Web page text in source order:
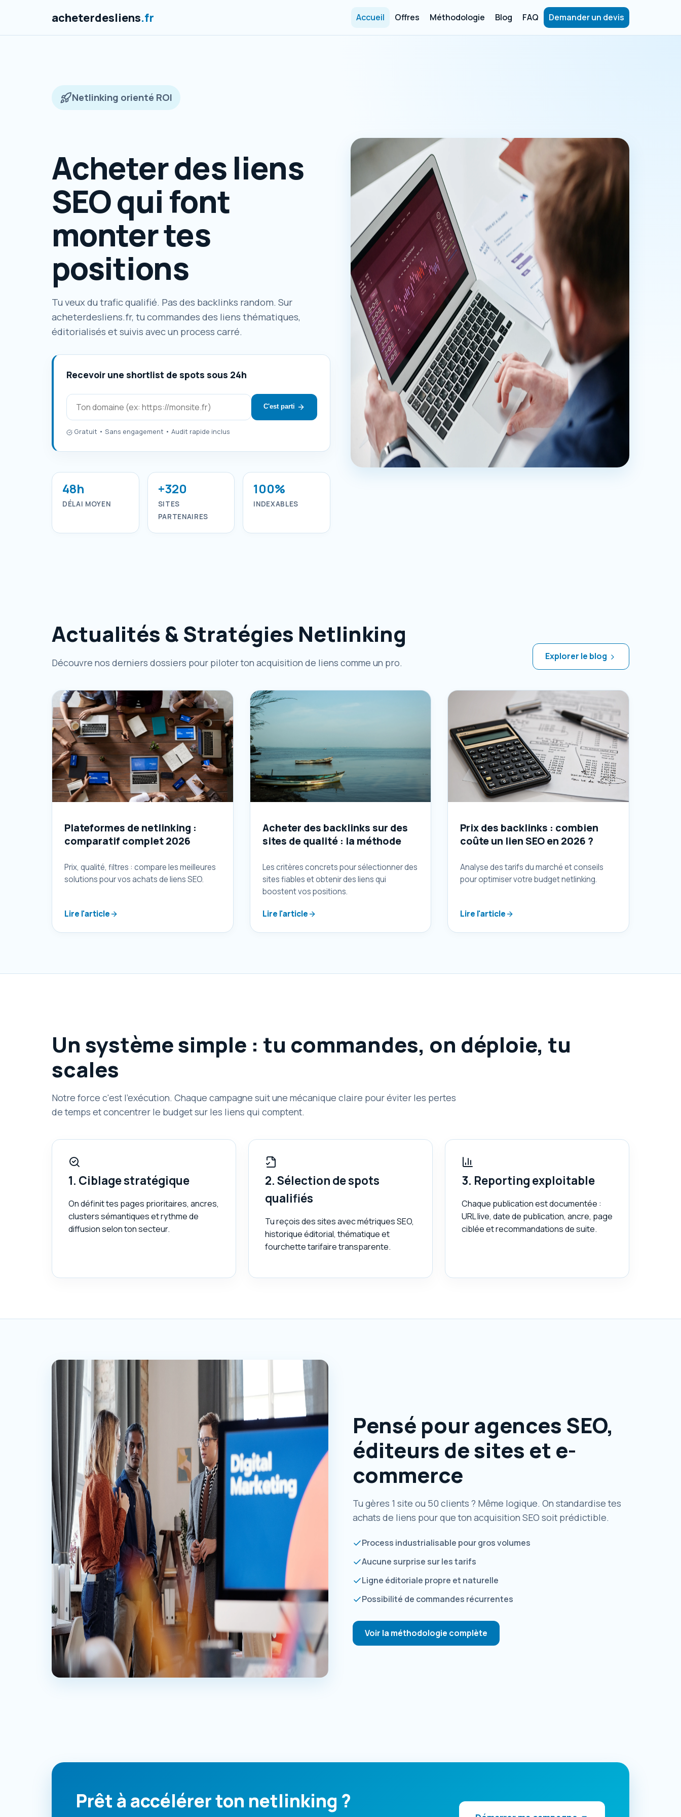
acheterdesliens.fr Accueil Offres Méthodologie Blog FAQ Demander un devis
Netlinking orienté ROI
Acheter des liens
SEO qui font
monter tes
positions
Tu veux du trafic qualifié. Pas des backlinks random. Sur
acheterdesliens.fr, tu commandes des liens thématiques,
éditorialisés et suivis avec un process carré.
Recevoir une shortlist de spots sous 24h
C'est parti
Gratuit • Sans engagement • Audit rapide inclus
48h
DÉLAI MOYEN
+320
SITES
PARTENAIRES
100%
INDEXABLES
Actualités & Stratégies Netlinking
Découvre nos derniers dossiers pour piloter ton acquisition de liens comme un pro.
Explorer le blog
Plateformes de netlinking :
comparatif complet 2026
Prix, qualité, filtres : compare les meilleures
solutions pour vos achats de liens SEO.
Lire l'article
Acheter des backlinks sur des
sites de qualité : la méthode
Les critères concrets pour sélectionner des
sites fiables et obtenir des liens qui
boostent vos positions.
Lire l'article
Prix des backlinks : combien
coûte un lien SEO en 2026 ?
Analyse des tarifs du marché et conseils
pour optimiser votre budget netlinking.
Lire l'article
Un système simple : tu commandes, on déploie, tu
scales
Notre force c'est l'exécution. Chaque campagne suit une mécanique claire pour éviter les pertes
de temps et concentrer le budget sur les liens qui comptent.
1. Ciblage stratégique
On définit tes pages prioritaires, ancres,
clusters sémantiques et rythme de
diffusion selon ton secteur.
2. Sélection de spots
qualifiés
Tu reçois des sites avec métriques SEO,
historique éditorial, thématique et
fourchette tarifaire transparente.
3. Reporting exploitable
Chaque publication est documentée :
URL live, date de publication, ancre, page
ciblée et recommandations de suite.
Pensé pour agences SEO,
éditeurs de sites et e-
commerce
Tu gères 1 site ou 50 clients ? Même logique. On standardise tes
achats de liens pour que ton acquisition SEO soit prédictible.
Process industrialisable pour gros volumes
Aucune surprise sur les tarifs
Ligne éditoriale propre et naturelle
Possibilité de commandes récurrentes
Voir la méthodologie complète
Prêt à accélérer ton netlinking ?